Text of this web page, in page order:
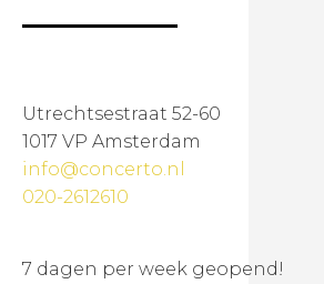
Utrechtsestraat 52-60
1017 VP Amsterdam
info@concerto.nl
020-2612610
7 dagen per week geopend!